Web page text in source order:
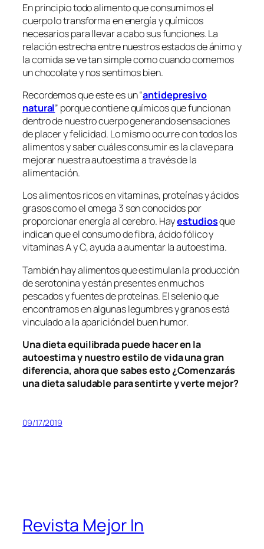
En principio todo alimento que consumimos el
cuerpo lo transforma en energía y químicos
necesarios para llevar a cabo sus funciones. La
relación estrecha entre nuestros estados de ánimo y
la comida se ve tan simple como cuando comemos
un chocolate y nos sentimos bien.
Recordemos que este es un “antidepresivo
natural” porque contiene químicos que funcionan
dentro de nuestro cuerpo generando sensaciones
de placer y felicidad. Lo mismo ocurre con todos los
alimentos y saber cuáles consumir es la clave para
mejorar nuestra autoestima a través de la
alimentación.
Los alimentos ricos en vitaminas, proteínas y ácidos
grasos como el omega 3 son conocidos por
proporcionar energía al cerebro. Hayestudiosque
indican que el consumo de fibra, ácido fólico y
vitaminas A y C, ayuda a aumentar la autoestima.
También hay alimentos que estimulan la producción
de serotonina y están presentes en muchos
pescados y fuentes de proteínas. El selenio que
encontramos en algunas legumbres y granos está
vinculado a la aparición del buen humor.
Una dieta equilibrada puede hacer en la
autoestima y nuestro estilo de vida una gran
diferencia, ahora que sabes esto ¿Comenzarás
una dieta saludable para sentirte y verte mejor?
09/17/2019
Revista Mejor In